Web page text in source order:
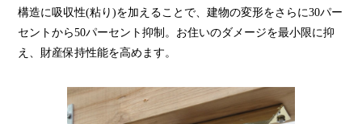
構造に吸収性(粘り)を加えることで、建物の変形をさらに30パー
セントから50パーセント抑制。お住いのダメージを最小限に抑
え、財産保持性能を高めます。